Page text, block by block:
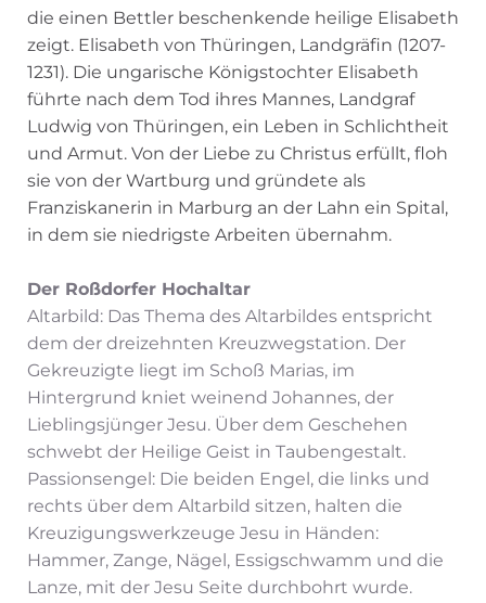
die einen Bettler beschenkende heilige Elisabeth
zeigt. Elisabeth von Thüringen, Landgräfin (1207-
1231). Die ungarische Königstochter Elisabeth
führte nach dem Tod ihres Mannes, Landgraf
Ludwig von Thüringen, ein Leben in Schlichtheit
und Armut. Von der Liebe zu Christus erfüllt, floh
sie von der Wartburg und gründete als
Franziskanerin in Marburg an der Lahn ein Spital,
in dem sie niedrigste Arbeiten übernahm.
Der Roßdorfer Hochaltar
Altarbild: Das Thema des Altarbildes entspricht
dem der dreizehnten Kreuzwegstation. Der
Gekreuzigte liegt im Schoß Marias, im
Hintergrund kniet weinend Johannes, der
Lieblingsjünger Jesu. Über dem Geschehen
schwebt der Heilige Geist in Taubengestalt.
Passionsengel: Die beiden Engel, die links und
rechts über dem Altarbild sitzen, halten die
Kreuzigungswerkzeuge Jesu in Händen:
Hammer, Zange, Nägel, Essigschwamm und die
Lanze, mit der Jesu Seite durchbohrt wurde.